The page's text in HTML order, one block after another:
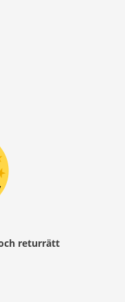
returrätt